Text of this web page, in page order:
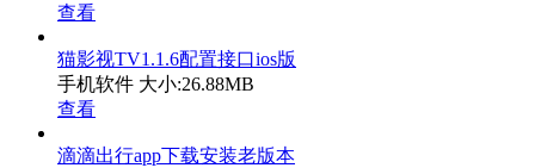
查看
猫影视TV1.1.6配置接口ios版
手机软件 大小:26.88MB
查看
滴滴出行app下载安装老版本